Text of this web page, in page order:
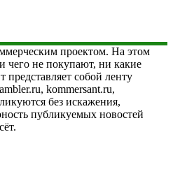
проектом. На этом
чего не покупают, ни какие
представляет собой ленту
kommersant.ru,
без искажения,
публикуемых новостей